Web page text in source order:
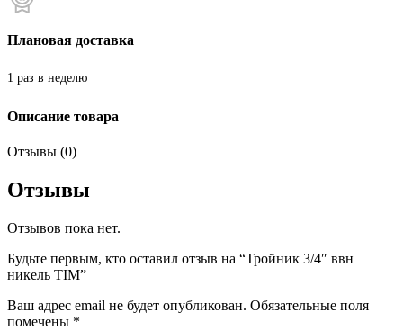
Плановая доставка
1 раз в неделю
Описание товара
Отзывы (0)
Отзывы
Отзывов пока нет.
Будьте первым, кто оставил отзыв на “Тройник 3/4″ ввн
никель TIM”
Ваш адрес email не будет опубликован. Обязательные поля
помечены *